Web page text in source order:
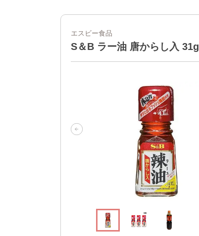
エスビー食品
S＆B ラー油 唐からし入 31g